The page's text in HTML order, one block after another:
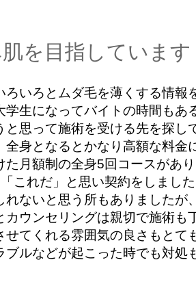
を目指しています
いろとムダ毛を薄くする情報
生になってバイトの時間もあ
思って施術を受ける先を探し
身となるとかなり高額な料金
月額制の全身5回コースがあ
これだ」と思い契約をしました
ないと思う所もありましたが
ウンセリングは親切で施術も
てくれる雰囲気の良さもとて
ルなどが起こった時でも対処